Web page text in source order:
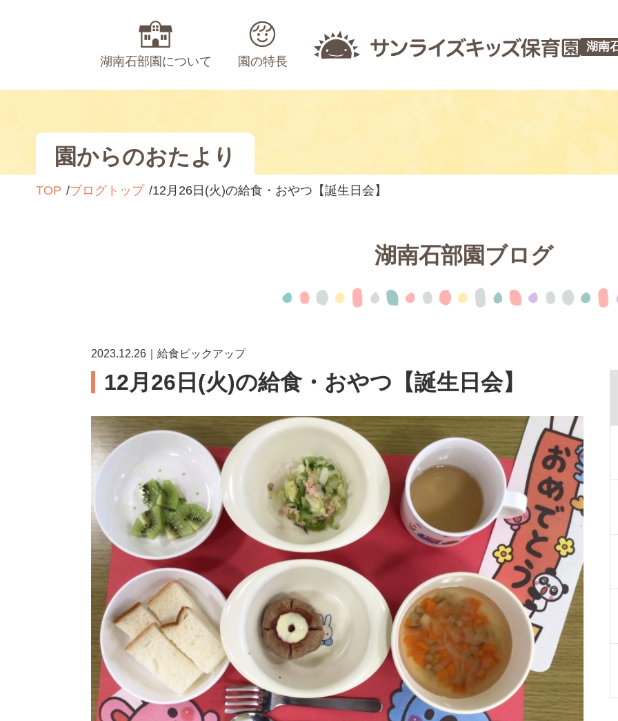
湖南石部園について 園の特長
湖南
園からのおたより
TOP ブログトップ 12月26日(火)の給食・おやつ【誕生日会】
湖南石部園ブログ
2023.12.26｜給食ピックアップ
12月26日(火)の給食・おやつ【誕生日会】